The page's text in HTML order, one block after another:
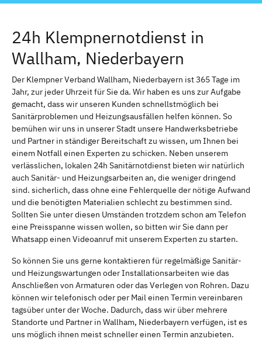
24h Klempnernotdienst in
Wallham, Niederbayern
Der Klempner Verband Wallham, Niederbayern ist 365 Tage im
Jahr, zur jeder Uhrzeit für Sie da. Wir haben es uns zur Aufgabe
gemacht, dass wir unseren Kunden schnellstmöglich bei
Sanitärproblemen und Heizungsausfällen helfen können. So
bemühen wir uns in unserer Stadt unsere Handwerksbetriebe
und Partner in ständiger Bereitschaft zu wissen, um Ihnen bei
einem Notfall einen Experten zu schicken. Neben unserem
verlässlichen, lokalen 24h Sanitärnotdienst bieten wir natürlich
auch Sanitär- und Heizungsarbeiten an, die weniger dringend
sind. sicherlich, dass ohne eine Fehlerquelle der nötige Aufwand
und die benötigten Materialien schlecht zu bestimmen sind.
Sollten Sie unter diesen Umständen trotzdem schon am Telefon
eine Preisspanne wissen wollen, so bitten wir Sie dann per
Whatsapp einen Videoanruf mit unserem Experten zu starten.
So können Sie uns gerne kontaktieren für regelmäßige Sanitär-
und Heizungswartungen oder Installationsarbeiten wie das
Anschließen von Armaturen oder das Verlegen von Rohren. Dazu
können wir telefonisch oder per Mail einen Termin vereinbaren
tagsüber unter der Woche. Dadurch, dass wir über mehrere
Standorte und Partner in Wallham, Niederbayern verfügen, ist es
uns möglich ihnen meist schneller einen Termin anzubieten.